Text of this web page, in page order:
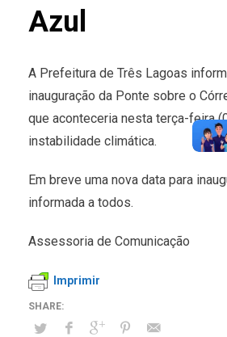
Azul
A Prefeitura de Três Lagoas
inauguração da Ponte sobre o
que aconteceria nesta terça-feira
instabilidade climática.
Em breve uma nova data para
informada a todos.
Assessoria de Comunicação
Imprimir